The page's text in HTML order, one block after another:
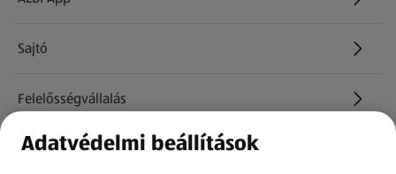
Sajtó
Felelősségvállalás
Információk
Adatvédelmi beállítások